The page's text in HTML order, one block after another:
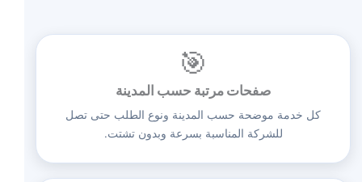
🎯
صفحات مرتبة حسب المدينة
كل خدمة موضحة حسب المدينة ونوع الطلب حتى تصل
للشركة المناسبة بسرعة وبدون تشتت.